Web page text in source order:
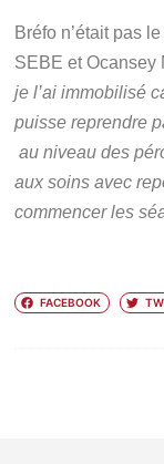
Bréfo n’était pas
SEBE et
je l’ai immobilisé
puisse reprendre
au niveau des
aux soins avec
commencer les
FACEBOOK